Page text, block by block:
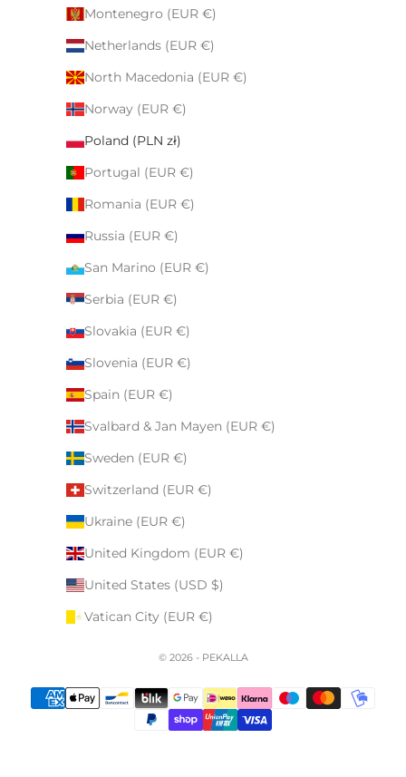
Montenegro (EUR €)
Netherlands (EUR €)
North Macedonia (EUR €)
Norway (EUR €)
Poland (PLN zł)
Portugal (EUR €)
Romania (EUR €)
Russia (EUR €)
San Marino (EUR €)
Serbia (EUR €)
Slovakia (EUR €)
Slovenia (EUR €)
Spain (EUR €)
Svalbard & Jan Mayen (EUR €)
Sweden (EUR €)
Switzerland (EUR €)
Ukraine (EUR €)
United Kingdom (EUR €)
United States (USD $)
Vatican City (EUR €)
© 2026 - PEKALLA